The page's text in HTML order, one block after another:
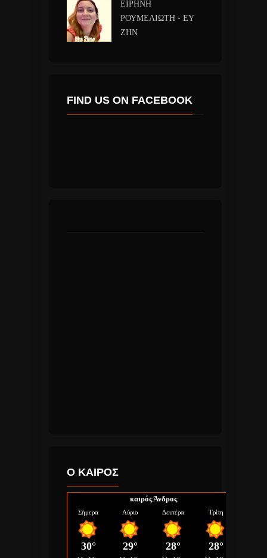
ΕΙΡΗΝΗ
ΡΟΥΜΕΛΙΩΤΗ - ΕΥ
ΖΗΝ
FIND US ON FACEBOOK
Ο ΚΑΙΡΟΣ
καιρός Άνδρος